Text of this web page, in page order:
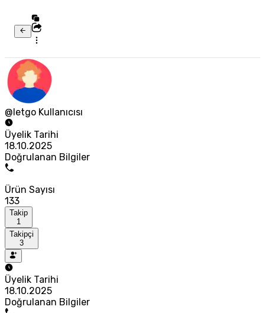
@letgo Kullanıcısı
Üyelik Tarihi
18.10.2025
Doğrulanan Bilgiler
Ürün Sayısı
133
Takip
1
Takipçi
3
Üyelik Tarihi
18.10.2025
Doğrulanan Bilgiler